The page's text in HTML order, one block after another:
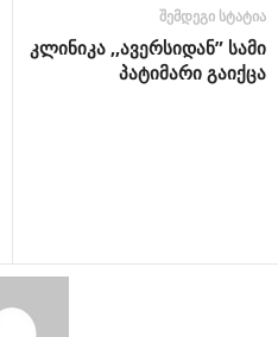
შემდეგი სტატია
კლინიკა ,,ავერსიდან” სამი
პატიმარი გაიქცა